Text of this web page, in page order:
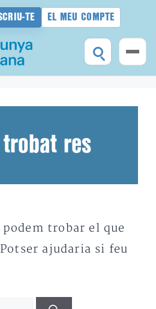
TE EL MEU COMPTE
trobat res
podem trobar el que
ajudaria si feu